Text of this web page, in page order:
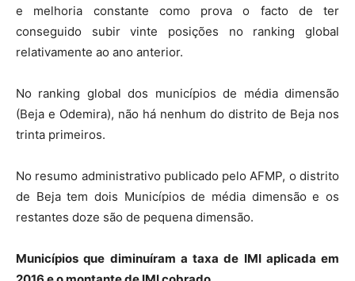
e melhoria constante como prova o facto de ter
conseguido subir vinte posições no ranking global
relativamente ao ano anterior.
No ranking global dos municípios de média dimensão
(Beja e Odemira), não há nenhum do distrito de Beja nos
trinta primeiros.
No resumo administrativo publicado pelo AFMP, o distrito
de Beja tem dois Municípios de média dimensão e os
restantes doze são de pequena dimensão.
Municípios que diminuíram a taxa de IMI aplicada em